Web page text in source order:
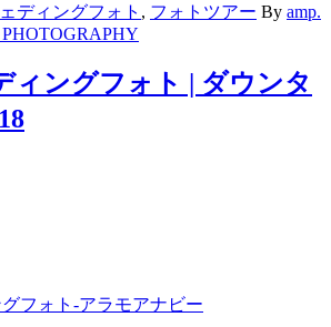
ディングフォト , フォトツアー By amp.
ィングフォト | ダウンタ